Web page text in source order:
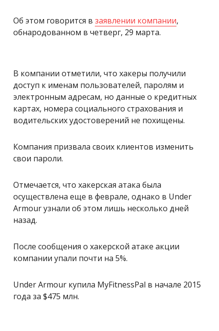
Об этом говорится в заявлении компании,
обнародованном в четверг, 29 марта.
В компании отметили, что хакеры получили
доступ к именам пользователей, паролям и
электронным адресам, но данные о кредитных
картах, номера социального страхования и
водительских удостоверений не похищены.
Компания призвала своих клиентов изменить
свои пароли.
Отмечается, что хакерская атака была
осуществлена ​​еще в феврале, однако в Under
Armour узнали об этом лишь несколько дней
назад.
После сообщения о хакерской атаке акции
компании упали почти на 5%.
Under Armour купила MyFitnessPal в начале 2015
года за $475 млн.